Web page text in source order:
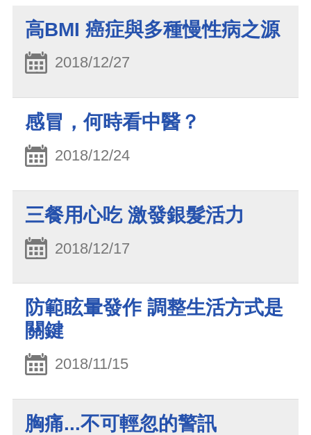
高BMI 癌症與多種慢性病之源
2018/12/27
感冒，何時看中醫？
2018/12/24
三餐用心吃 激發銀髮活力
2018/12/17
防範眩暈發作 調整生活方式是
關鍵
2018/11/15
胸痛...不可輕忽的警訊